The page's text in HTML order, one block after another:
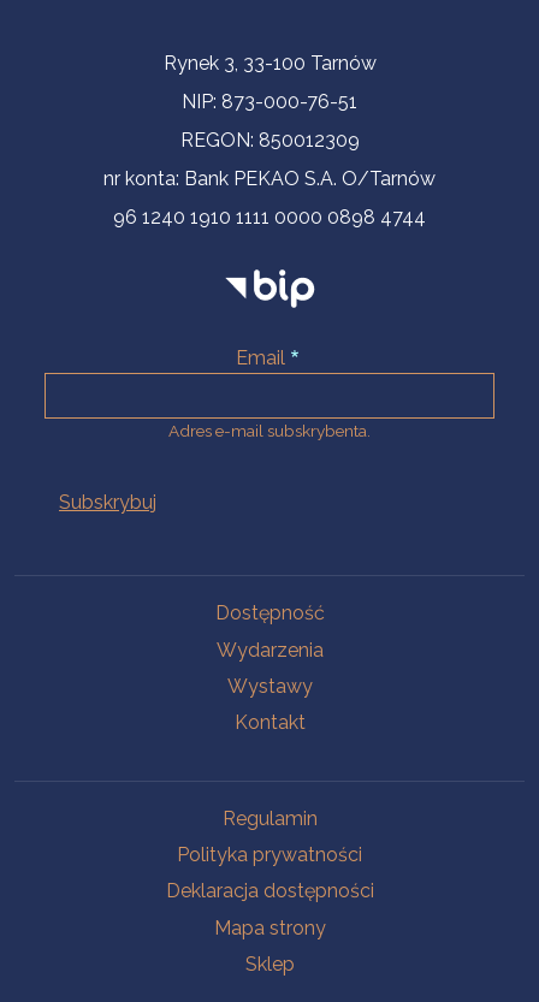
Informacje kontaktoweRynek 3, 33-100 Tarnów
NIP: 873-000-76-51
REGON: 850012309
nr konta: Bank PEKAO S.A. O/Tarnów
96 1240 1910 1111 0000 0898 4744
Email
Adres e-mail subskrybenta.
Dostępność
Wydarzenia
Wystawy
Kontakt
Regulamin
Polityka prywatności
Deklaracja dostępności
Mapa strony
Sklep